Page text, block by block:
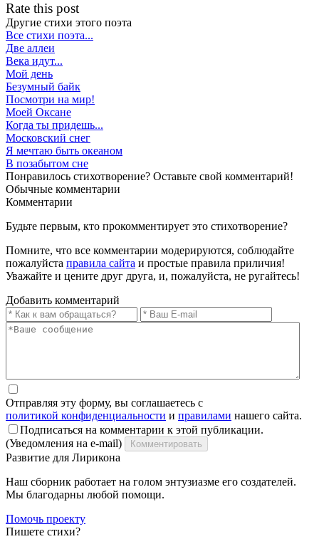
Rate this post
Другие стихи этого поэта
Все стихи поэта...
Две аллеи
Века идут...
Мой день
Бeзумный байк
Посмотри на мир!
Моей Оксане
Когда ты придешь...
Московский снег
Я мечтаю быть океаном
В позабытом сне
Понравилось стихотворение? Оставьте свой комментарий!
Обычные комментарии
Комментарии
Будьте первым, кто прокомментирует это стихотворение?
Помните, что все комментарии модерируются, соблюдайте
пожалуйста правила сайта и простые правила приличия!
Уважайте и цените друг друга, и, пожалуйста, не ругайтесь!
Добавить комментарий
Отправляя эту форму, вы соглашаетесь с
политикой конфиденциальности и правилами нашего сайта.
Подписаться на комментарии к этой публикации.
(Уведомления на e-mail)
Комментировать
Развитие для Лирикона
Наш сборник работает на голом энтузиазме его создателей.
Мы благодарны любой помощи.
Помочь проекту
Пишете стихи?